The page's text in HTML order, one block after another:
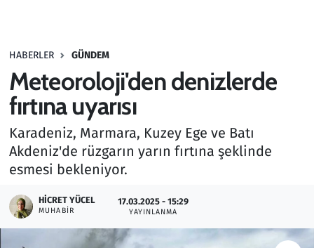
HABERLER GÜNDEM
Meteoroloji'den denizlerde
fırtına uyarısı
Karadeniz, Marmara, Kuzey Ege ve Batı
Akdeniz'de rüzgarın yarın fırtına şeklinde
esmesi bekleniyor.
HICRET YÜCEL
MUHABIR
17.03.2025 - 15:29
YAYINLANMA
Haber
Kurumsal Haberler
Lezzet Durağı
Memur ve Kamu
Otomobil